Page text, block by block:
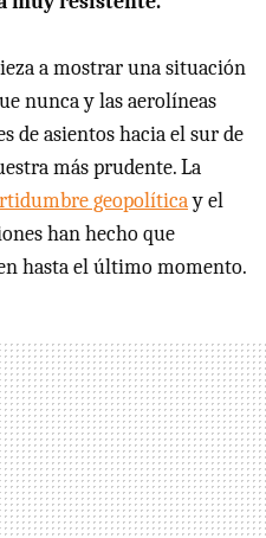
a mostrar una situación
nunca y las aerolíneas
de asientos hacia el sur de
más prudente. La
geopolíticay el
han hecho que
hasta el último momento.